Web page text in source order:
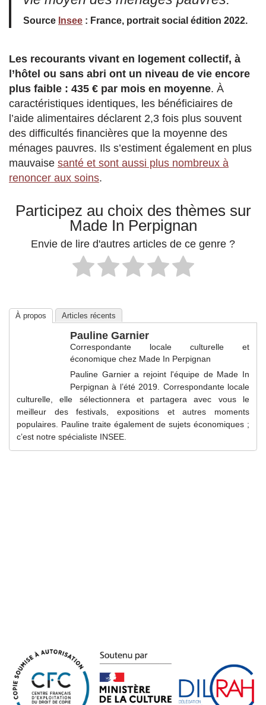
Source Insee : France, portrait social édition 2022.
Les recourants vivant en logement collectif, à
l’hôtel ou sans abri ont un niveau de vie encore
plus faible : 435 € par mois en moyenne. À
caractéristiques identiques, les bénéficiaires de
l’aide alimentaires déclarent 2,3 fois plus souvent
des difficultés financières que la moyenne des
ménages pauvres. Ils s’estiment également en plus
mauvaise santé et sont aussi plus nombreux à
renoncer aux soins.
Participez au choix des thèmes sur
Made In Perpignan
Envie de lire d'autres articles de ce genre ?
À propos Articles récents
Pauline Garnier
Correspondante locale culturelle et
économique chez Made In Perpignan
Pauline Garnier a rejoint l'équipe de Made In
Perpignan à l’été 2019. Correspondante locale
culturelle, elle sélectionnera et partagera avec vous le
meilleur des festivals, expositions et autres moments
populaires. Pauline traite également de sujets économiques ;
c’est notre spécialiste INSEE.